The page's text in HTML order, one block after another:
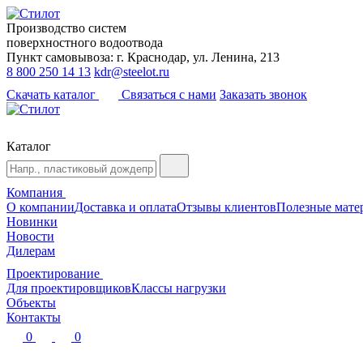
Производство систем
поверхностного водоотвода
Пункт самовывоза: г. Краснодар, ул. Ленина, 213
8 800 250 14 13 kdr@steelot.ru
Скачать каталог
Связаться с нами Заказать звонок
Каталог
Компания
О компанииДоставка и оплатаОтзывы клиентовПолезные
Новинки
Новости
Дилерам
Проектирование
Для проектировщиковКлассы нагрузки
Объекты
Контакты
0
0